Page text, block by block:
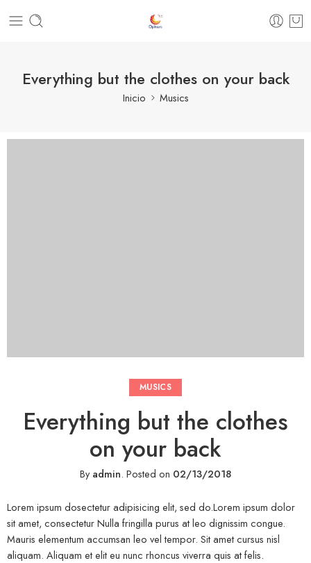
Everything but the clothes on your back
Inicio Musics
MUSICS
Everything but the clothes
on your back
Byadmin. Posted on 02/13/2018
Lorem ipsum dosectetur adipisicing elit, sed do.Lorem ipsum dolor
sit amet, consectetur Nulla fringilla purus at leo dignissim congue.
Mauris elementum accumsan leo vel tempor. Sit amet cursus nisl
aliquam. Aliquam et elit eu nunc rhoncus viverra quis at felis.